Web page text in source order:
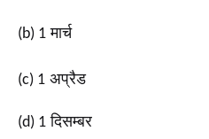
(b) 1 मार्च
(c) 1 अप्रैड
(d) 1 दिसम्बर